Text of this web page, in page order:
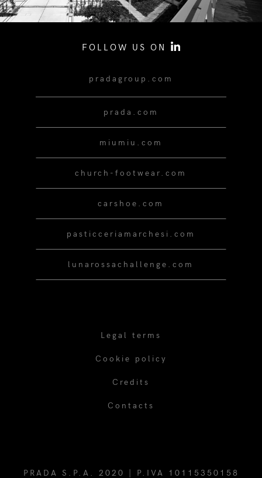
FOLLOW US ON
pradagroup.com
prada.com
miumiu.com
church-footwear.com
carshoe.com
pasticceriamarchesi.com
lunarossachallenge.com
Legal terms
Cookie policy
Credits
Contacts
PRADA S.P.A. 2020 | P.IVA 10115350158